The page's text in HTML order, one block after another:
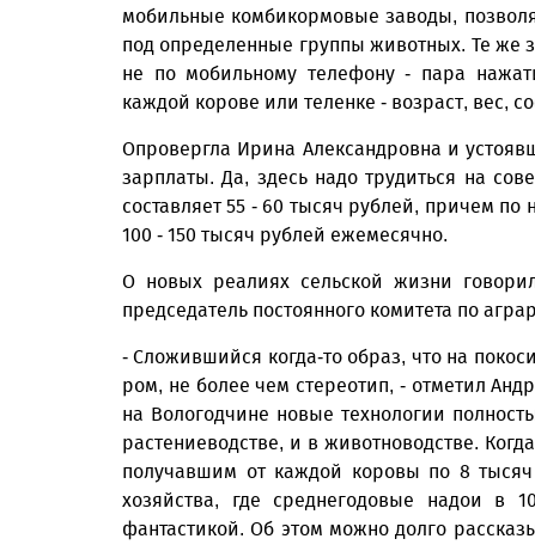
мобильные комбикормовые заводы,
под определенные группы животных. Те же
не по мобильному телефону - пара
каждой корове или теленке - возраст, вес,
Опровергла Ирина Александровна и
зарплаты. Да, здесь надо трудиться на
составляет 55 - 60 тысяч рублей, причем
100 - 150 тысяч рублей ежемесячно.
О новых реалиях сельской жизни
председатель постоянного комитета по
- Сложившийся когда-то образ, что на
ром, не более чем стереотип, - отметил
на Вологодчине новые технологии
растениеводстве, и в животноводстве.
получавшим от каждой коровы по 8
хозяйства, где среднегодовые надои в
фантастикой. Об этом можно долго